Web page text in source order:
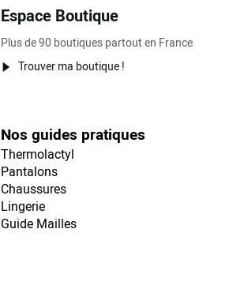
Espace Boutique
Plus de 90 boutiques partout en France
Trouver ma boutique !
Nos guides pratiques
Thermolactyl
Pantalons
Chaussures
Lingerie
Guide Mailles